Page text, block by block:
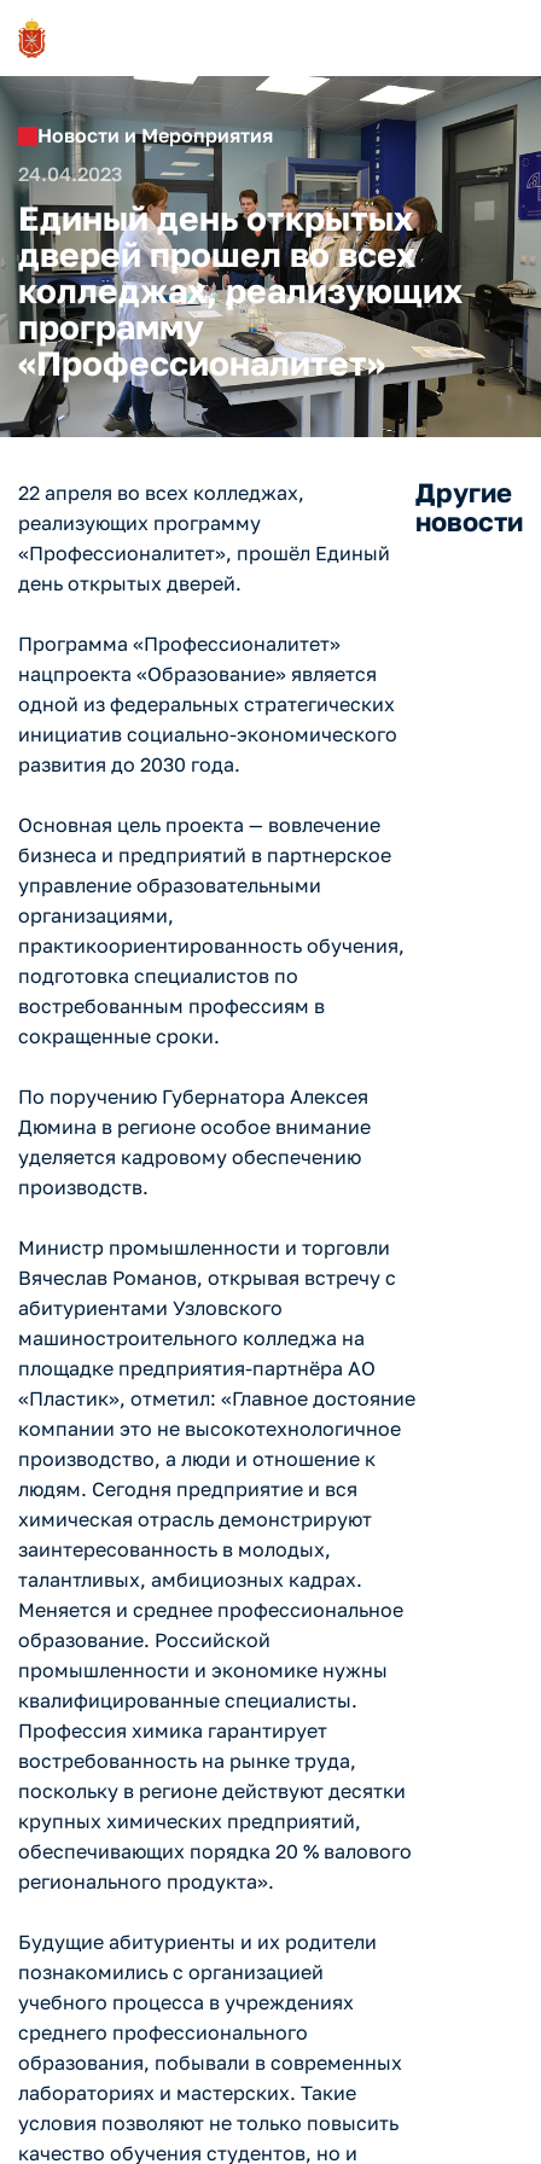
Новости и Мероприятия
24.04.2023
Единый день открытых
дверей прошел во всех
колледжах, реализующих
программу
«Профессионалитет»
22 апреля во всех колледжах,
реализующих программу
«Профессионалитет», прошёл Единый
день открытых дверей.
Программа «Профессионалитет»
нацпроекта «Образование» является
одной из федеральных стратегических
инициатив социально-экономического
развития до 2030 года.
Основная цель проекта — вовлечение
бизнеса и предприятий в партнерское
управление образовательными
организациями,
практикоориентированность обучения,
подготовка специалистов по
востребованным профессиям в
сокращенные сроки.
По поручению Губернатора Алексея
Дюмина в регионе особое внимание
уделяется кадровому обеспечению
производств.
Министр промышленности и торговли
Вячеслав Романов, открывая встречу с
абитуриентами Узловского
машиностроительного колледжа на
площадке предприятия-партнёра АО
«Пластик», отметил: «Главное достояние
компании это не высокотехнологичное
производство, а люди и отношение к
людям. Сегодня предприятие и вся
химическая отрасль демонстрируют
заинтересованность в молодых,
талантливых, амбициозных кадрах.
Меняется и среднее профессиональное
образование. Российской
промышленности и экономике нужны
квалифицированные специалисты.
Профессия химика гарантирует
востребованность на рынке труда,
поскольку в регионе действуют десятки
крупных химических предприятий,
обеспечивающих порядка 20 % валового
регионального продукта».
Будущие абитуриенты и их родители
познакомились с организацией
учебного процесса в учреждениях
среднего профессионального
образования, побывали в современных
лабораториях и мастерских. Такие
условия позволяют не только повысить
качество обучения студентов, но и
Другие
новости